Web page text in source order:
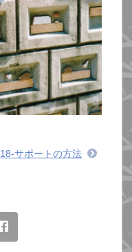
18-サポートの方法